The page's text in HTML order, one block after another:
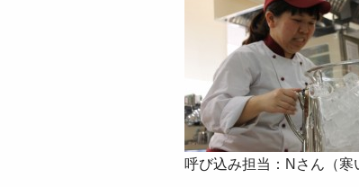
呼び込み担当：Nさん（寒